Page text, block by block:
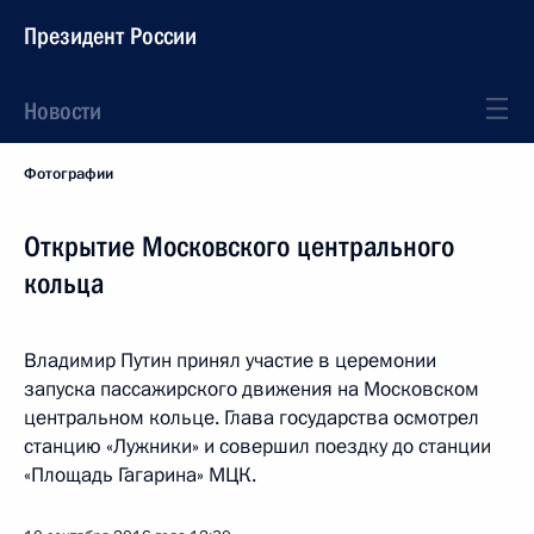
Президент России
Новости
Фотографии
Открытие Московского центрального
кольца
Владимир Путин принял участие в церемонии
запуска пассажирского движения на Московском
центральном кольце. Глава государства осмотрел
станцию «Лужники» и совершил поездку до станции
«Площадь Гагарина» МЦК.